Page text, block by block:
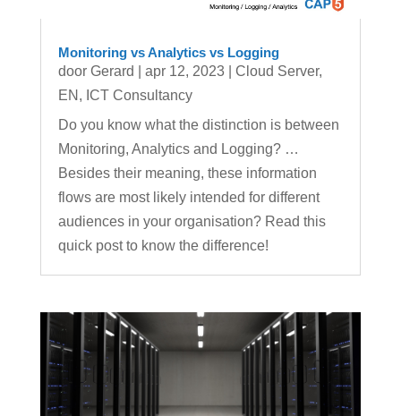
Monitoring vs Analytics vs Logging
door Gerard apr 12, 2023| Cloud Server,
EN , ICT Consultancy
Do you know what the distinction is between
Monitoring, Analytics and Logging? …
Besides their meaning, these information
flows are most likely intended for different
audiences in your organisation? Read this
quick post to know the difference!